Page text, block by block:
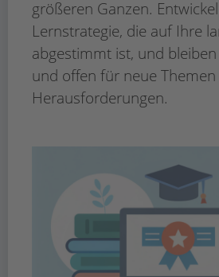
größeren Ganzen.
Lernstrategie, die auf Ihre
abgestimmt ist, und
und offen für neue
Herausforderungen.